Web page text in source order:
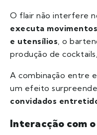
O flair não interfere
executa
e utensílios, o
produção de
A combinação entre
um efeito
convidados
Interacção com